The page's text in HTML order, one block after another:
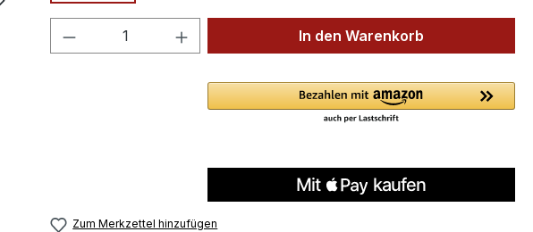
Produkt Anzahl: Gib den gewünschten Wert
In den Warenkorb
Zum Merkzettel hinzufügen